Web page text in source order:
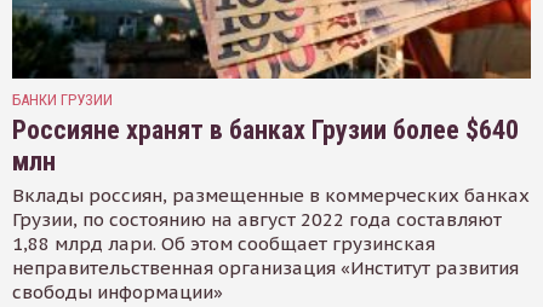
БАНКИ ГРУЗИИ
Россияне хранят в банках Грузии более $640
млн
Вклады россиян, размещенные в коммерческих банках
Грузии, по состоянию на август 2022 года составляют
1,88 млрд лари. Об этом сообщает грузинская
неправительственная организация «Институт развития
свободы информации»